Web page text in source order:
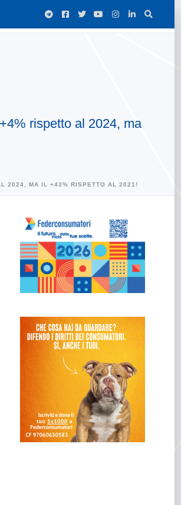
rispetto al 2024, ma
2024, MA IL +43% RISPETTO AL 2021!